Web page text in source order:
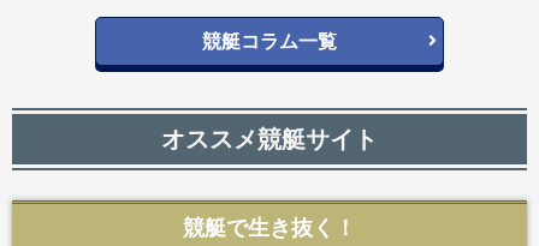
競艇コラム一覧
オススメ競艇サイト
競艇で生き抜く！